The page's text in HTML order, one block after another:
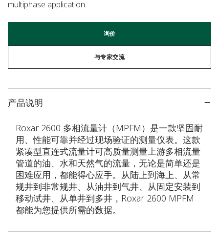
multiphase application
询价
与专家交流
产品说明
Roxar 2600 多相流量计（MPFM）是一款坚固耐
用、性能可靠并经过现场验证的测量仪表。这款
紧凑型直连式流量计可高质量测量上游多相流量
管道的油、水和天然气的流量，无论是简单还是
困难应用，都能得心应手。从陆上到海上、从常
规井到非常规井、从油井到气井、从固定安装到
移动试井、从单井到多井，Roxar 2600 MPFM
都能为您提供所需的数据。